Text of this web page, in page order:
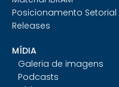
Posicionamento Setorial
Releases
MÍDIA
Galeria de imagens
Podcasts